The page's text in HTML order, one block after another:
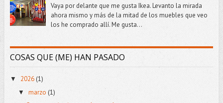
Vaya por delante que me gusta Ikea. Levanto la mirada
ahora mismo y más de la mitad de los muebles que veo
los he comprado allí. Me gusta...
COSAS QUE (ME) HAN PASADO
▼ 2026 (1)
▼ marzo (1)